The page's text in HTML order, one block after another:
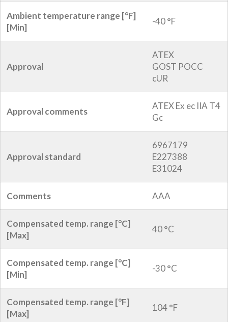
Ambient temperature range [°F]
[Min]
-40 °F
Approval
ATEX
GOST POCC
cUR
Approval comments
ATEX Ex ec IIA T4
Gc
Approval standard
6967179
E227388
E31024
Comments AAA
Compensated temp. range [°C]
[Max]
40 °C
Compensated temp. range [°C]
[Min]
-30 °C
Compensated temp. range [°F]
[Max]
104 °F